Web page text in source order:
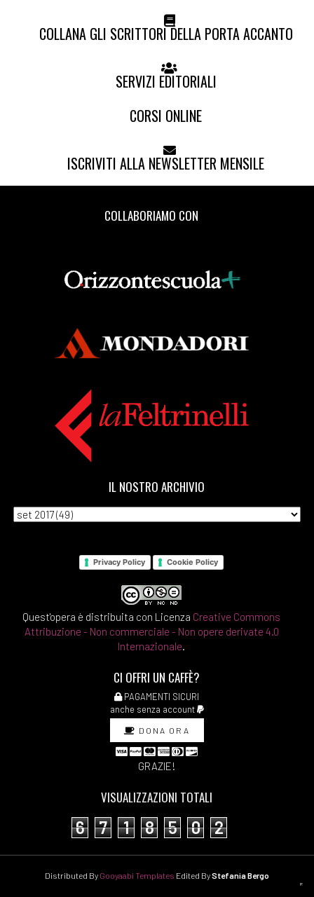
COLLANA GLI SCRITTORI DELLA PORTA ACCANTO
SERVIZI EDITORIALI
CORSI ONLINE
ISCRIVITI ALLA NEWSLETTER MENSILE
COLLABORIAMO CON
IL NOSTRO ARCHIVIO
Privacy Policy Cookie Policy
Quest'opera è distribuita con Licenza Creative Commons
Attribuzione - Non commerciale - Non opere derivate 4.0
Internazionale.
CI OFFRI UN CAFFÈ?
PAGAMENTI SICURI
anche senza account
DONA ORA
GRAZIE!
VISUALIZZAZIONI TOTALI
6 7 1 8 5 0 2
Distributed By Gooyaabi Templates Edited ByStefania Bergo